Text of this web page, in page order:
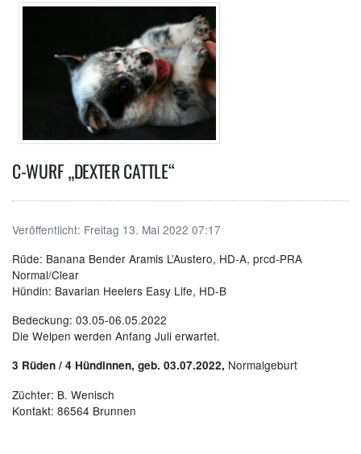
C-WURF „DEXTER CATTLE“
Veröffentlicht: Freitag 13. Mai 2022 07:17
Rüde: Banana Bender Aramis L’Austero, HD-A, prcd-PRA
Normal/Clear
Hündin: Bavarian Heelers Easy Life, HD-B
Bedeckung: 03.05-06.05.2022
Die Welpen werden Anfang Juli erwartet.
3 Rüden / 4 Hündinnen, geb. 03.07.2022, Normalgeburt
Züchter: B. Wenisch
Kontakt: 86564 Brunnen